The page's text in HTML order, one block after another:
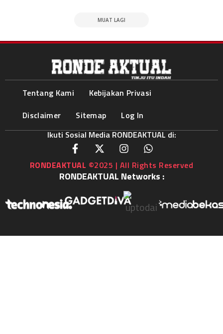
MUAT LAGI
Tentang Kami
Kebijakan Privasi
Disclaimer
Sitemap
Log In
Ikuti Sosial Media RONDEAKTUAL di:
RONDEAKTUAL ©2025 | All Rights Reserved
RONDEAKTUAL Networks :